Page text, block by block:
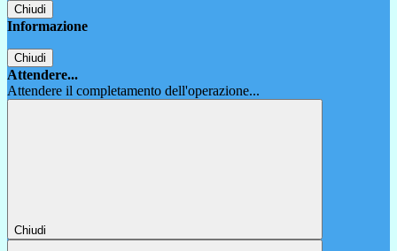
Chiudi
Informazione
Chiudi
Attendere...
Attendere il completamento dell'operazione...
Chiudi